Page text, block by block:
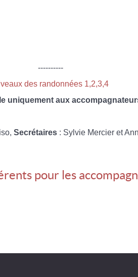
----------
des randonnées 1,2,3,4
uniquement aux
Secrétaires : Sylvie Mercier et
pour les